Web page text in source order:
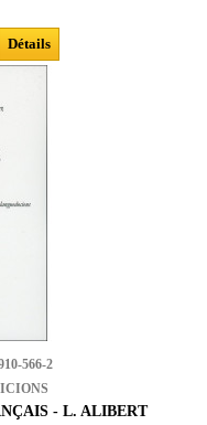
Détails
566-2
- L. ALIBERT